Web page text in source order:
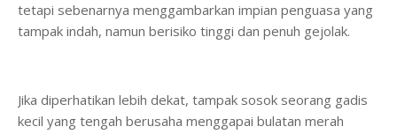
tetapi sebenarnya menggambarkan impian penguasa yang
tampak indah, namun berisiko tinggi dan penuh gejolak.
Jika diperhatikan lebih dekat, tampak sosok seorang gadis
kecil yang tengah berusaha menggapai bulatan merah